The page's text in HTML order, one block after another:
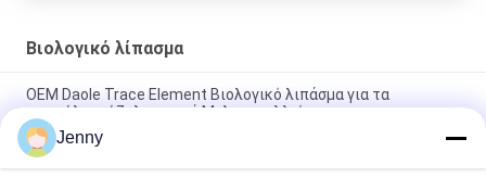
Βιολογικό λίπασμα
OEM Daole Trace Element Βιολογικό λιπάσμα για τα
σταφύλια ρύζι λαχανικά Μελονοκαλλιέργεια
Βιολογικά λιπάσματα φυτών Αμινοξέα λιπάσματα για την
απορρόφηση θρεπτικών ουσιών
Jenny